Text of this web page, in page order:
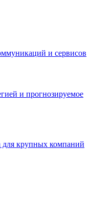
и сервисов
и прогнозируемое
для крупных компаний